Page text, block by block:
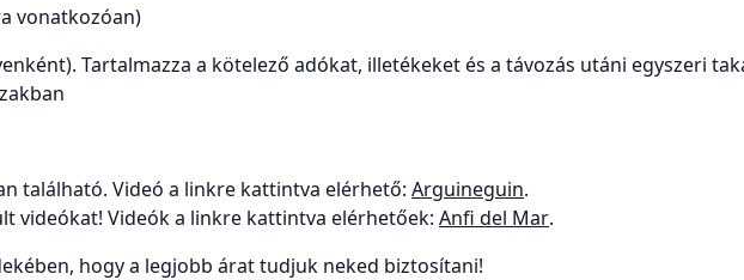
vonatkozóan)
Tartalmazza a kötelező adókat, illetékeket és a távozás utáni egyszeri
található. Videó a linkre kattintva elérhető: Arguineguin.
videókat! Videók a linkre kattintva elérhetőek: Anfi del Mar.
hogy a legjobb árat tudjuk neked biztosítani!